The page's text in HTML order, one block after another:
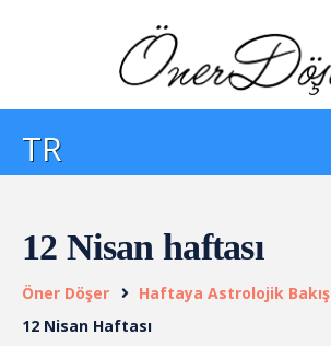
TR
12 Nisan haftası
Öner Döşer
Haftaya Astrolojik Bakış
12 Nisan Haftası